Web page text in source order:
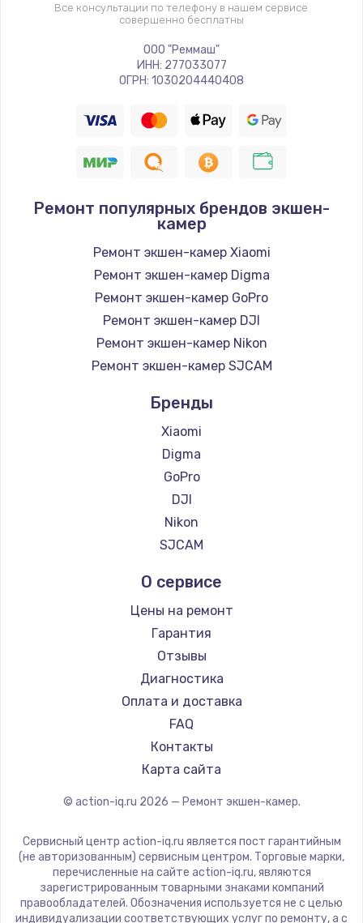
Все консультации по телефону в нашем сервисе
совершенно бесплатны
ООО "Реммаш"
ИНН: 277033077
ОГРН: 1030204440408
Ремонт популярных брендов экшен-
камер
Ремонт экшен-камер Xiaomi
Ремонт экшен-камер Digma
Ремонт экшен-камер GoPro
Ремонт экшен-камер DJI
Ремонт экшен-камер Nikon
Ремонт экшен-камер SJCAM
Бренды
Xiaomi
Digma
GoPro
DJI
Nikon
SJCAM
О сервисе
Цены на ремонт
Гарантия
Отзывы
Диагностика
Оплата и доставка
FAQ
Контакты
Карта сайта
© action-iq.ru 2026 — Ремонт экшен-камер.
Сервисный центр action-iq.ru является пост гарантийным
(не авторизованным) сервисным центром. Торговые марки,
перечисленные на сайте action-iq.ru, являются
зарегистрированным товарными знаками компаний
правообладателей. Обозначения используется не с целью
индивидуализации соответствующих услуг по ремонту, а с